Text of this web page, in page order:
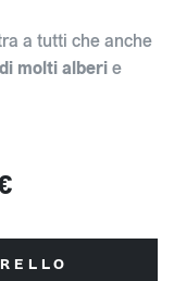
a tutti che anche
molti alberie